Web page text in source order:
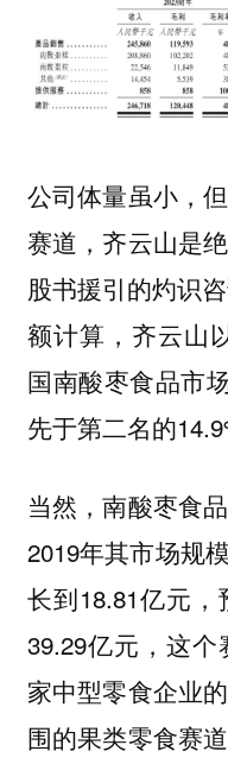
公司体量虽小，
赛道，齐云山是
股书援引的灼识
额计算，齐云山
国南酸枣食品市
先于第二名的
当然，南酸枣食
2019年其市场规
长到18.81亿元
39.29亿元，这
家中型零食企业
围的果类零食赛